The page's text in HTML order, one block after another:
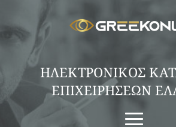
ΗΛΕΚΤΡΟΝΙΚΟΣ
ΕΠΙΧΕΙΡΗΣΕΩΝ